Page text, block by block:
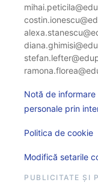
Notă de
personale prin
Politica de cookie
Modifică setarile
PUBLICITATE ȘI